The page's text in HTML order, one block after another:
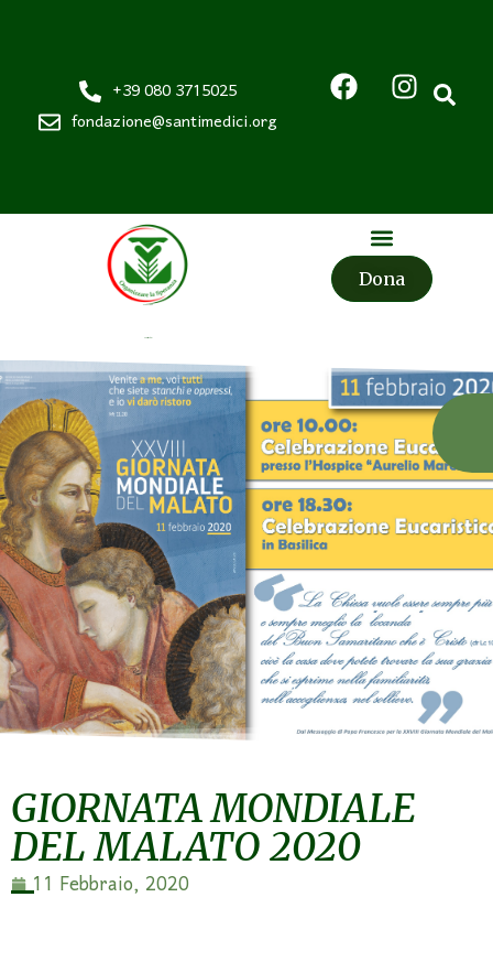
+39 080 3715025
fondazione@santimedici.org
Dona
GIORNATA MONDIALE
DEL MALATO 2020
11 Febbraio, 2020